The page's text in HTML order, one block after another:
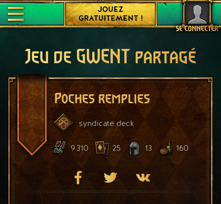
SE CONNECTER
JOUEZ
GRATUITEMENT !
Jeu de GWENT partagé
Poches remplies
syndicate deck
9 310 25 13 160